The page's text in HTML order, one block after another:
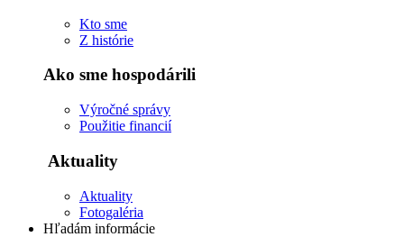
Kto sme
Z histórie
Ako sme hospodárili
Výročné správy
Použitie financií
Aktuality
Aktuality
Fotogaléria
Hľadám informácie